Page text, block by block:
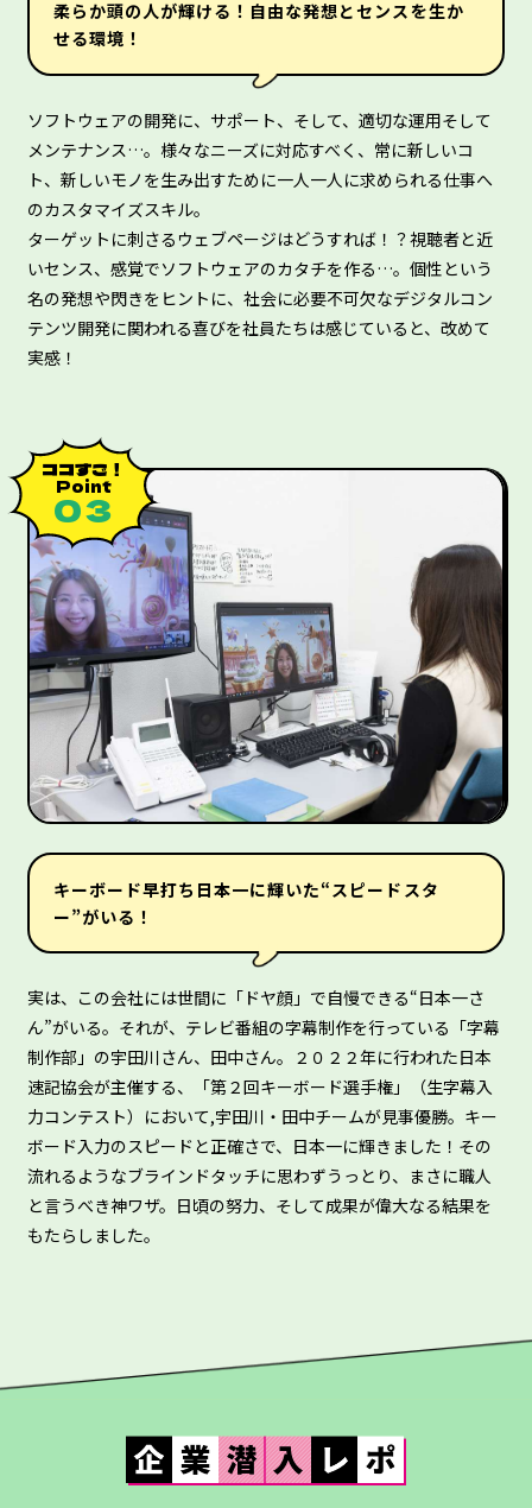
柔らか頭の人が輝ける！自由な発想とセンスを生か
せる環境！
ソフトウェアの開発に、サポート、そして、適切な運用そして
メンテナンス…。様々なニーズに対応すべく、常に新しいコ
ト、新しいモノを生み出すために一人一人に求められる仕事へ
のカスタマイズスキル。
ターゲットに刺さるウェブページはどうすれば！？視聴者と近
いセンス、感覚でソフトウェアのカタチを作る…。個性という
名の発想や閃きをヒントに、社会に必要不可欠なデジタルコン
テンツ開発に関われる喜びを社員たちは感じていると、改めて
実感！
ココすご！
Point
０３
キーボード早打ち日本一に輝いた“スピードスタ
ー”がいる！
実は、この会社には世間に「ドヤ顔」で自慢できる“日本一さ
ん”がいる。それが、テレビ番組の字幕制作を行っている「字幕
制作部」の宇田川さん、田中さん。２０２２年に行われた日本
速記協会が主催する、「第２回キーボード選手権」（生字幕入
力コンテスト）において,宇田川・田中チームが見事優勝。キー
ボード入力のスピードと正確さで、日本一に輝きました！その
流れるようなブラインドタッチに思わずうっとり、まさに職人
と言うべき神ワザ。日頃の努力、そして成果が偉大なる結果を
もたらしました。